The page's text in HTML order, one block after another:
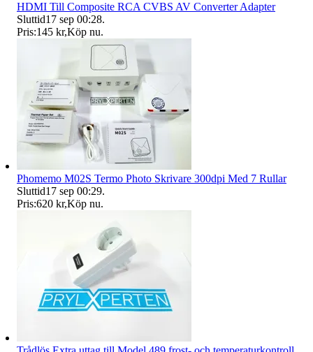
HDMI Till Composite RCA CVBS AV Converter Adapter
Sluttid17 sep 00:28.
Pris:145 kr,Köp nu.
Phomemo M02S Termo Photo Skrivare 300dpi Med 7 Rullar
Sluttid17 sep 00:29.
Pris:620 kr,Köp nu.